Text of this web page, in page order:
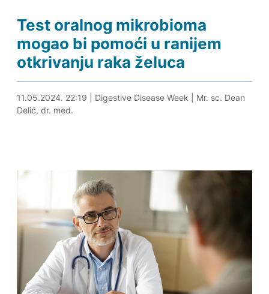
Test oralnog mikrobioma
mogao bi pomoći u ranijem
otkrivanju raka želuca
11.05.2024. 22:32
11.05.2024. 22:19 Digestive Disease Week
Mr. sc. Dean
Delić, dr. med.